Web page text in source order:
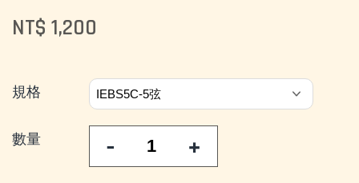
NT$ 1,200
規格
數量 - +